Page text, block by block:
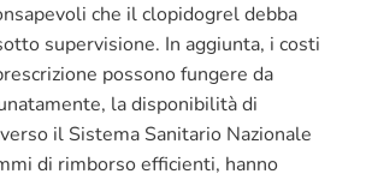
che il clopidogrel debba
supervisione. In aggiunta, i costi
possono fungere da
la disponibilità di
il Sistema Sanitario Nazionale
di rimborso efficienti, hanno